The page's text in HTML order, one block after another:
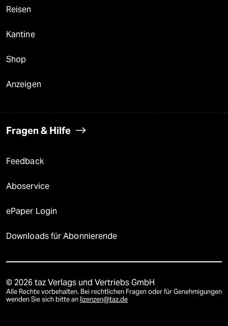
Reisen
Kantine
Shop
Anzeigen
Fragen & Hilfe
Feedback
Aboservice
ePaper Login
Downloads für Abonnierende
© 2026 taz Verlags und Vertriebs GmbH
Alle Rechte vorbehalten. Bei rechtlichen Fragen oder für Genehmigungen
wenden Sie sich bitte an lizenzen@taz.de